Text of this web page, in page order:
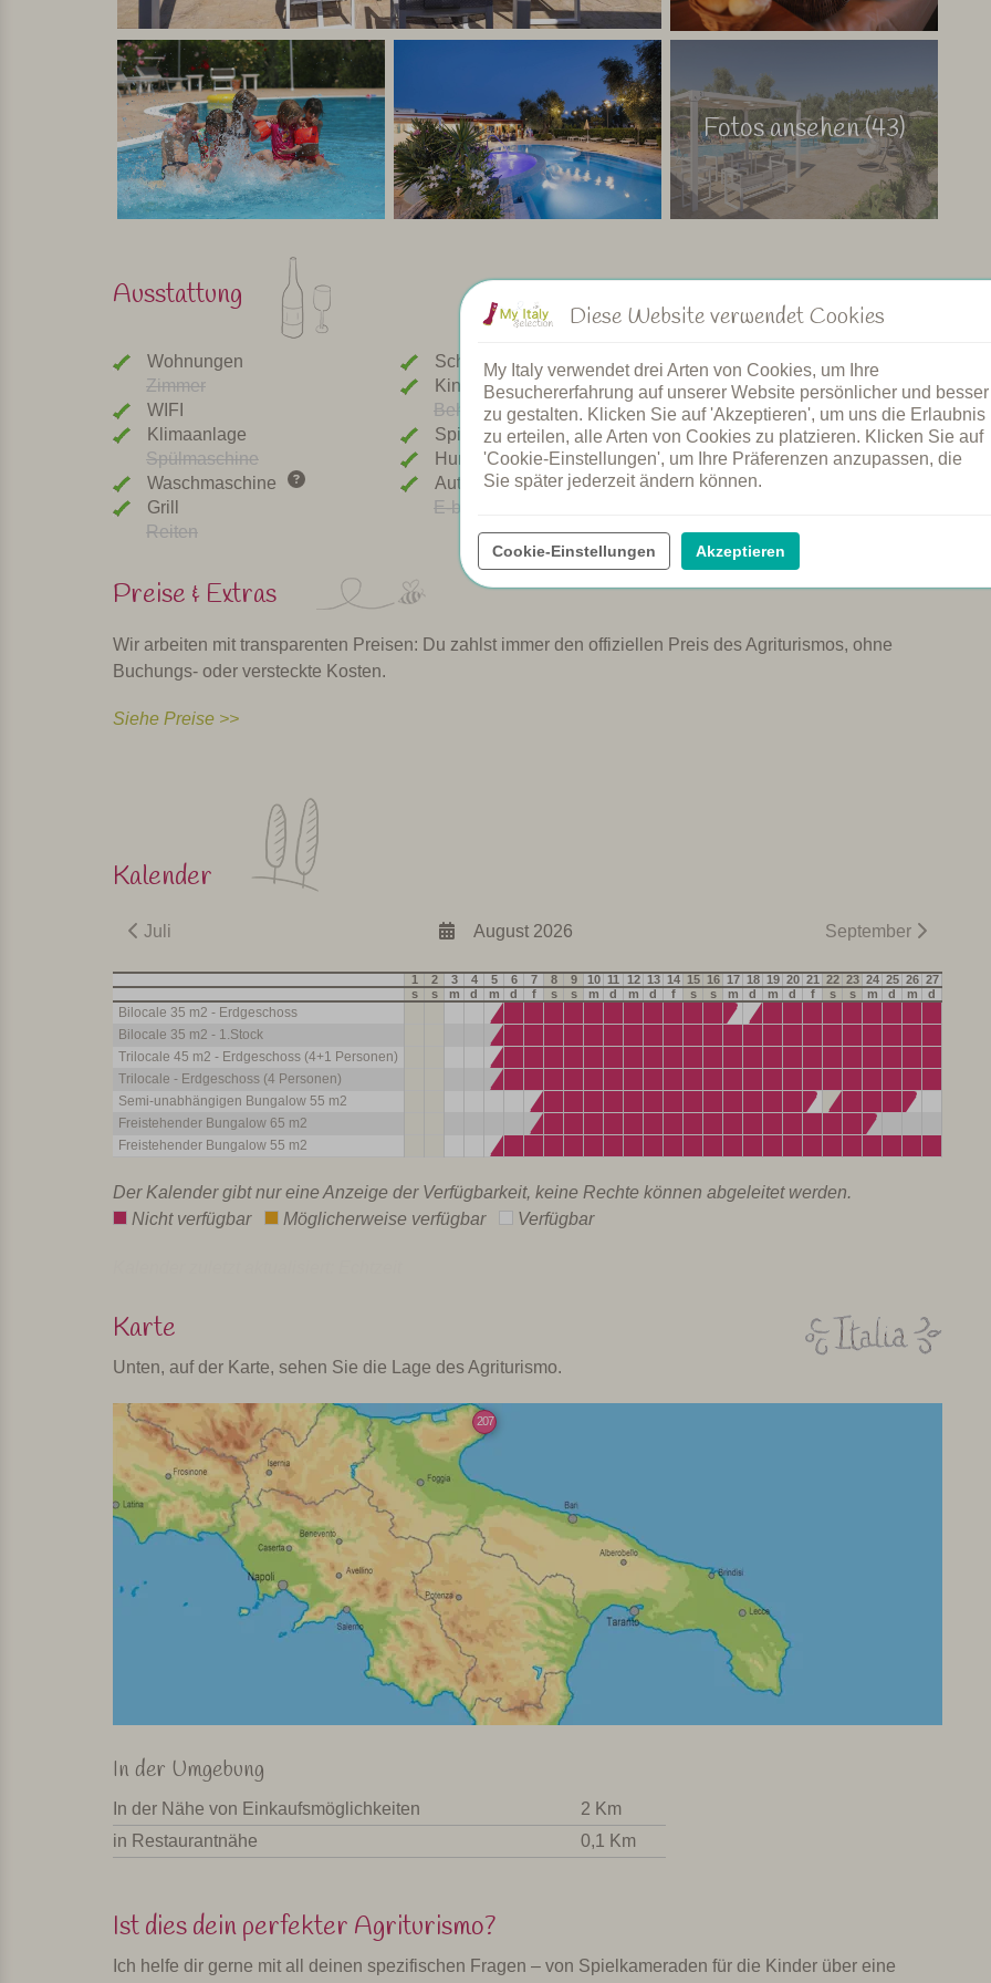
Wenn Sie mit Ihren Kindern einen entspannten Strandurlaub in Apulien verbringen möchten, ist dies der
perfekte Agriturismo für Sie! Um dorthin zu gelangen, können Sie nach Pescara (225 km) oder Bari (190
km) fliegen. Sie können auch nach Rom oder Neapel fliegen, dies bedeutet jedoch, dass die Fahrt länger
ist. Meiner Meinung nach macht das Reiseziel das aber mehr als wett!
Persönlich ausgewählt und besucht von Margot De Kruif – My Italy Fotos ansehen (43)
Ausstattung
Wohnungen Schwimmbad
Restaurant
Zimmer
Kinderbecken
Gemeinsame Dinners
WIFI
Beheizter Pool
Frühstück
Klimaanlage
Spielplatz
Brötchenservice
Spülmaschine
Hunde willkommen
Kochkurs
Waschmaschine
Autoladestation
Spa
Grill
E-bike verleih
Reiten
Preise & Extras
Wir arbeiten mit transparenten Preisen: Du zahlst immer den offiziellen Preis des Agriturismos, ohne
Buchungs- oder versteckte Kosten.
Siehe Preise >>
Kalender
Juli August 2026 September
1 2 3 4 5 6 7 8 9 10 11 12 13 14 15 16 17 18 19 20 21 22 23 24 25 26 27
s
s m d m d f s s m d m d f s s m d m d f s s m d m d
Bilocale 35 m2 - Erdgeschoss
Bilocale 35 m2 - 1.Stock
Trilocale 45 m2 - Erdgeschoss (4+1 Personen)
Trilocale - Erdgeschoss (4 Personen)
Semi-unabhängigen Bungalow 55 m2
Freistehender Bungalow 65 m2
Freistehender Bungalow 55 m2
Der Kalender gibt nur eine Anzeige der Verfügbarkeit, keine Rechte können abgeleitet werden.
Nicht verfügbar
Möglicherweise verfügbar Verfügbar
Karte
Unten, auf der Karte, sehen Sie die Lage des Agriturismo.
207
In der Umgebung
In der Nähe von Einkaufsmöglichkeiten
2 Km
in Restaurantnähe
0,1 Km
Ist dies dein perfekter Agriturismo?
Ich helfe dir gerne mit all deinen spezifischen Fragen – von Spielkameraden für die Kinder über eine
Diese Website verwendet Cookies
My Italy verwendet drei Arten von Cookies, um Ihre
Besuchererfahrung auf unserer Website persönlicher und besser
zu gestalten. Klicken Sie auf 'Akzeptieren', um uns die Erlaubnis
zu erteilen, alle Arten von Cookies zu platzieren. Klicken Sie auf
'Cookie-Einstellungen', um Ihre Präferenzen anzupassen, die
Sie später jederzeit ändern können.
Cookie-Einstellungen Akzeptieren